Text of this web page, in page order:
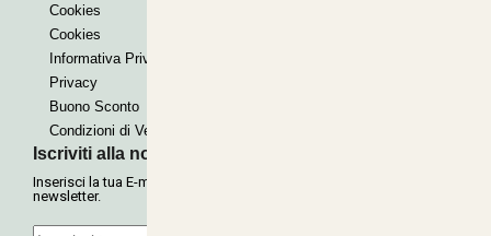
Cookies
Cookies
Informativa Privacy
Privacy
Buono Sconto
Condizioni di Vendita
Iscriviti alla nostra Newsletter
Inserisci la tua E-mail per ricevere le nostre offerte tramite
newsletter.